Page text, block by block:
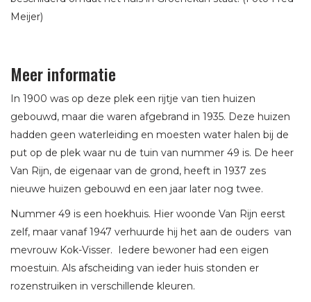
Meijer)
Meer informatie
In 1900 was op deze plek een rijtje van tien huizen
gebouwd, maar die waren afgebrand in 1935. Deze huizen
hadden geen waterleiding en moesten water halen bij de
put op de plek waar nu de tuin van nummer 49 is. De heer
Van Rijn, de eigenaar van de grond, heeft in 1937 zes
nieuwe huizen gebouwd en een jaar later nog twee.
Nummer 49 is een hoekhuis. Hier woonde Van Rijn eerst
zelf, maar vanaf 1947 verhuurde hij het aan de ouders van
mevrouw Kok-Visser. Iedere bewoner had een eigen
moestuin. Als afscheiding van ieder huis stonden er
rozenstruiken in verschillende kleuren.